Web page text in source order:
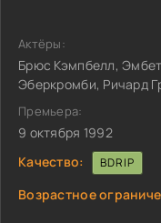
Актёры:
Брюс Кэмпбелл,
Эберкромби, Ричард
Премьера:
9 октября 1992
Качество:
BDRIP
Возрастное